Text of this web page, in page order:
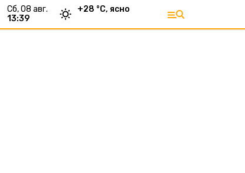
сб, 08 авг.
13:39
+28 °С, ясно